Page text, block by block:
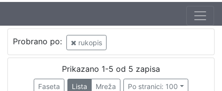
Jezik
hrvatski
Probrano po: rukopis
Prikazano 1-5 od 5 zapisa
Faseta Lista Mreža
Po stranici: 100